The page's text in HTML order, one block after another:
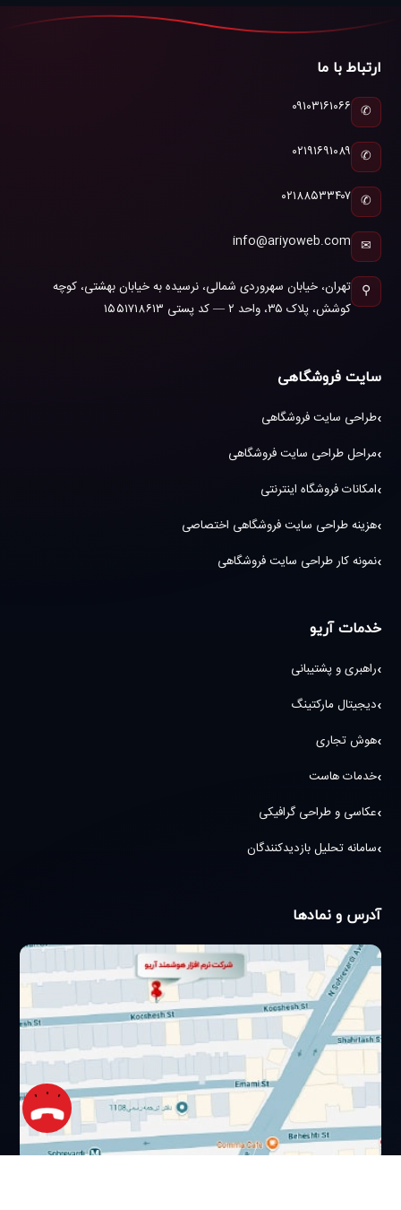
ارتباط با ما
✆ ۰۹۱۰۳۱۶۱۰۶۶
✆ ۰۲۱۹۱۶۹۱۰۸۹
✆ ۰۲۱۸۸۵۳۳۴۰۷
✉
info@ariyoweb.com
⚲
تهران، خیابان سهروردی شمالی، نرسیده به خیابان بهشتی، کوچه
کوشش، پلاک ۳۵، واحد ۲ — کد پستی ۱۵۵۱۷۱۸۶۱۳
سایت فروشگاهی
طراحی سایت فروشگاهی
مراحل طراحی سایت فروشگاهی
امکانات فروشگاه اینترنتی
هزینه طراحی سایت فروشگاهی اختصاصی
نمونه کار طراحی سایت فروشگاهی
خدمات آریو
راهبری و پشتیبانی
دیجیتال مارکتینگ
هوش تجاری
خدمات هاست
عکاسی و طراحی گرافیکی
سامانه تحلیل بازدیدکنندگان
آدرس و نمادها